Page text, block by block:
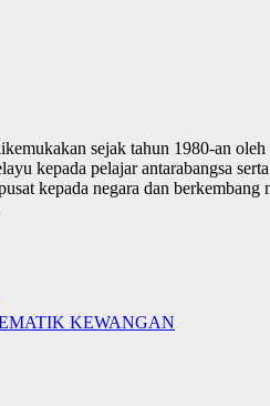
sejak tahun 1980-an
kepada pelajar antarabangsa
kepada negara dan
KEWANGAN